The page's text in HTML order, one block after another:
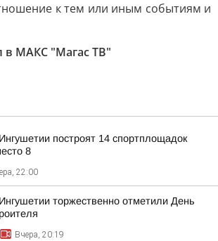
к тем или иным событиям и
в МАКС "Магас ТВ"
построят 14 спортплощадок
8
22:00
торжественно отметили День
Вчера, 20:19